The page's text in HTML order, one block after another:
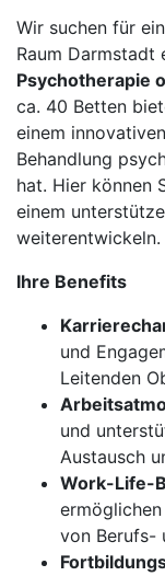
Wir suchen für
Raum Darmstadt
Psychotherapie
ca. 40 Betten
einem
Behandlung
hat. Hier können
einem
weiterentwickeln.
Ihre Benefits
und
Leitenden
und
Austausch
Work-Life-
von Berufs-